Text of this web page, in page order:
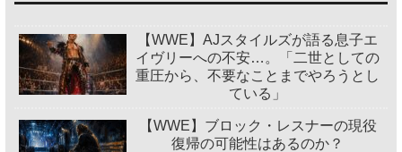
【WWE】AJスタイルズが語る息子エ
イヴリーへの不安…。「二世としての
重圧から、不要なことまでやろうとし
ている」
【WWE】ブロック・レスナーの現役
復帰の可能性はあるのか？